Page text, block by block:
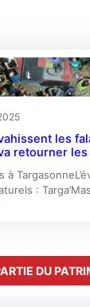
les
retourner
à
:
DU